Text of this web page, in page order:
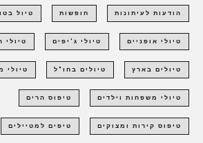
הודעות לעיתונות חופשות טיול
טיולי אופניים טיולי ג'יפים טיולי
טיולים בארץ טיולים בחו"ל טיולי
טיולי משפחות וילדים טיפוס הרים
טיפוס קירות ומצוקים טיפים למטיילים